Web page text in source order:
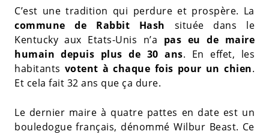
C’est une tradition qui perdure et prospère. La
commune de Rabbit Hash située dans le
Kentucky aux Etats-Unis n’a pas eu de maire
humain depuis plus de 30 ans. En effet, les
habitants votent à chaque fois pour un chien.
Et cela fait 32 ans que ça dure.
Le dernier maire à quatre pattes en date est un
bouledogue français, dénommé Wilbur Beast. Ce